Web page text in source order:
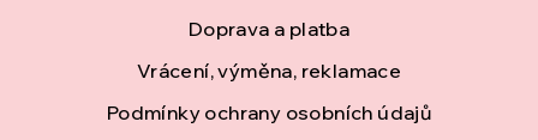
Doprava a platba
Vrácení, výměna, reklamace
Podmínky ochrany osobních údajů